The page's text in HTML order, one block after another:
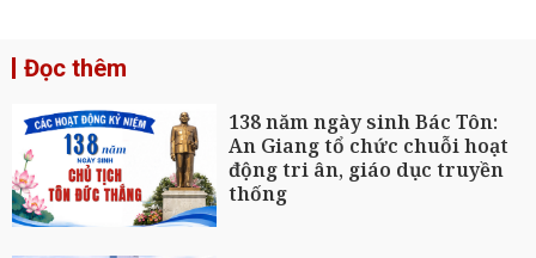
Đọc thêm
138 năm ngày sinh Bác Tôn:
An Giang tổ chức chuỗi hoạt
động tri ân, giáo dục truyền
thống